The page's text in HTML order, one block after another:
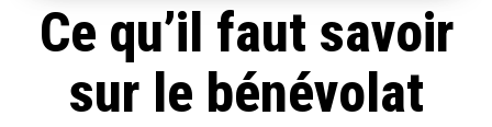
Ce qu’il faut savoir
sur le bénévolat